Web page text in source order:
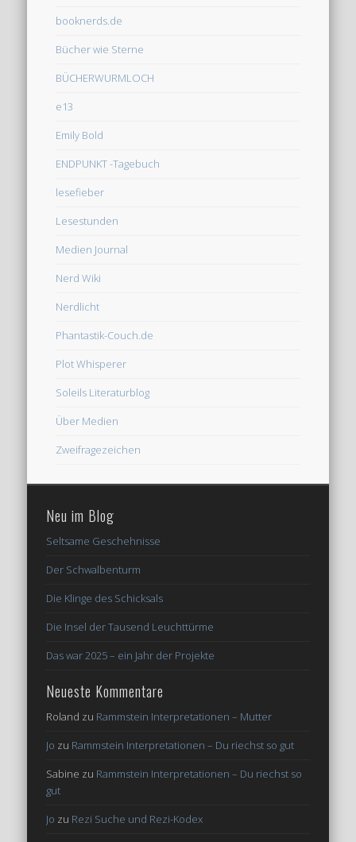
booknerds.de
Bücher wie Sterne
BÜCHERWURMLOCH
e13
Emily Bold
ENDPUNKT -Tagebuch
lesefieber
Lesestunden
Medien Journal
Nerd Wiki
Nerdlicht
Phantastik-Couch.de
Plot Whisperer
Soleils Literaturblog
Über Medien
Zweifragezeichen
Neu im Blog
Seltsame Geschehnisse
Der Schwalbenturm
Die Klinge des Schicksals
Die Insel der Tausend Leuchttürme
Das war 2025 – ein Jahr der Projekte
Neueste Kommentare
Roland zu Rammstein Interpretationen – Mutter
Jo zu Rammstein Interpretationen – Du riechst so gut
Sabine zu Rammstein Interpretationen – Du riechst so
gut
Jo zu Rezi Suche und Rezi-Kodex